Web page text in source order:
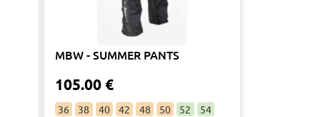
MBW - SUMMER PANTS
105.00 €
36 38 40 42 48 50 52
54